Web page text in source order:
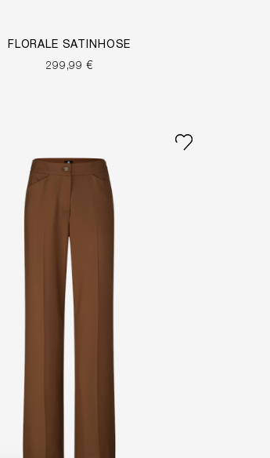
FLORALE SATINHOSE
299,99 €